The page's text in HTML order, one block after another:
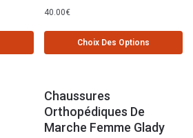
40.00€
Choix Des Options
Chaussures
Orthopédiques De
Marche Femme Glady